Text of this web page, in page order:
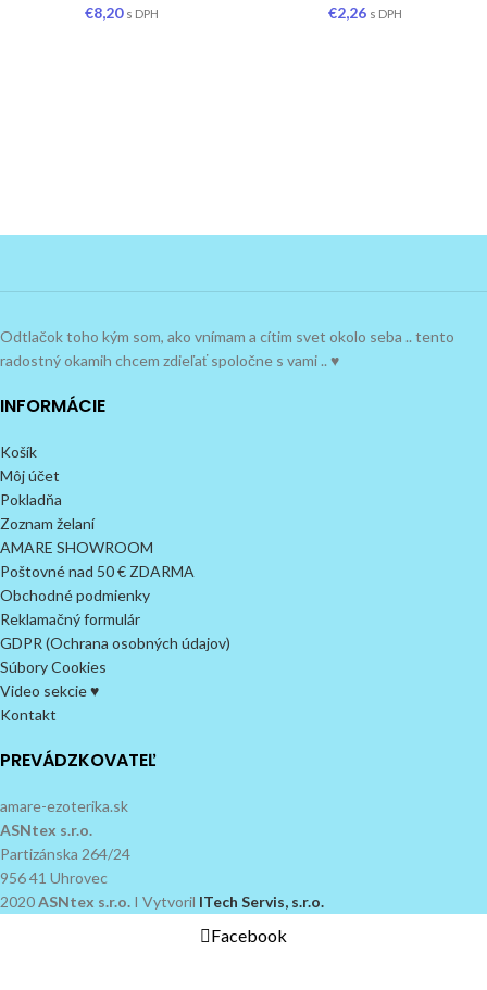
€8,20 s DPH €2,26 s DPH
Odtlačok toho kým som, ako vnímam a cítim svet okolo seba .. tento
radostný okamih chcem zdieľať spoločne s vami .. ♥
INFORMÁCIE
Košík
Môj účet
Pokladňa
Zoznam želaní
AMARE SHOWROOM
Poštovné nad 50 € ZDARMA
Obchodné podmienky
Reklamačný formulár
GDPR (Ochrana osobných údajov)
Súbory Cookies
Video sekcie ♥
Kontakt
PREVÁDZKOVATEĽ
amare-ezoterika.sk
ASNtex s.r.o.
Partizánska 264/24
956 41 Uhrovec
2020ASNtex s.r.o. I Vytvoril ITech Servis, s.r.o.
Facebook